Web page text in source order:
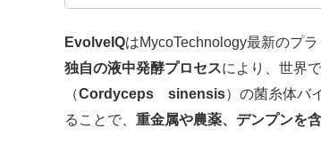
EvolveIQはMycoTechnology最新のプ
独自の液中発酵プロセスにより、世界
（Cordyceps sinensis）の菌糸体バ
ることで、 重金属や農薬、デンプンを